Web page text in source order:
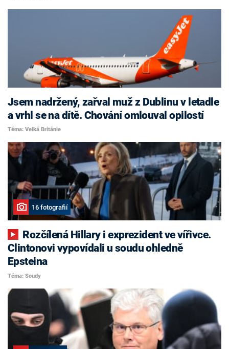
Jsem nadržený, zařval muž z Dublinu v letadle
a vrhl se na dítě. Chování omlouval opilostí
Téma: Velká Británie
16 fotografií
Clintonovi vypovídali u soudu ohledně
Epsteina
Téma: Soudy